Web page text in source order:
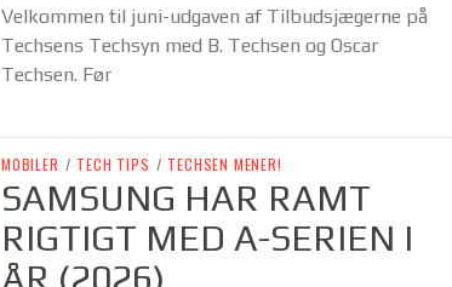
Velkommen til juni-udgaven af Tilbudsjægerne på
Techsens Techsyn med B. Techsen og Oscar
Techsen. Før
MOBILER / TECH TIPS / TECHSEN MENER!
SAMSUNG HAR RAMT
RIGTIGT MED A-SERIEN I
ÅR (2026)